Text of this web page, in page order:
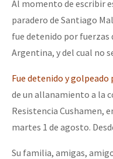
Al momento de escribir
paradero de Santiago
fue detenido por fuerzas
Argentina, y del cual no
Fue detenido y
de un allanamiento a la
Resistencia Cushamen,
martes 1 de agosto.
Su familia, amigas,